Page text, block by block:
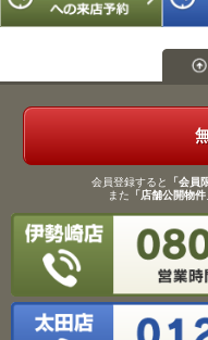
会員登録すると 「会員
また 「店舗公開物件